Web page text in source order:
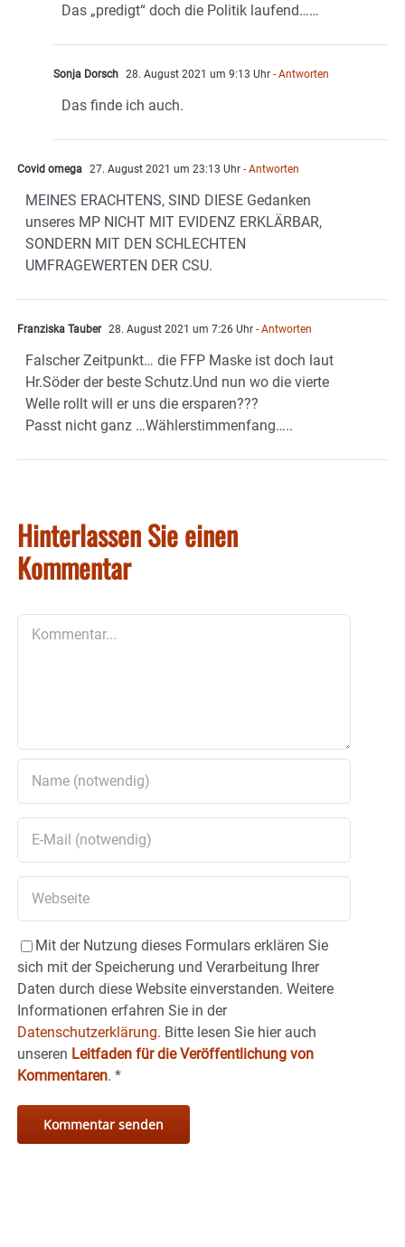
Das „predigt“ doch die Politik laufend……
Sonja Dorsch 28. August 2021 um 9:13 Uhr - Antworten
Das finde ich auch.
Covid omega 27. August 2021 um 23:13 Uhr - Antworten
MEINES ERACHTENS, SIND DIESE Gedanken
unseres MP NICHT MIT EVIDENZ ERKLÄRBAR,
SONDERN MIT DEN SCHLECHTEN
UMFRAGEWERTEN DER CSU.
Franziska Tauber 28. August 2021 um 7:26 Uhr - Antworten
Falscher Zeitpunkt… die FFP Maske ist doch laut
Hr.Söder der beste Schutz.Und nun wo die vierte
Welle rollt will er uns die ersparen???
Passt nicht ganz …Wählerstimmenfang…..
Hinterlassen Sie einen
Kommentar
Mit der Nutzung dieses Formulars erklären Sie
sich mit der Speicherung und Verarbeitung Ihrer
Daten durch diese Website einverstanden. Weitere
Informationen erfahren Sie in der
Datenschutzerklärung. Bitte lesen Sie hier auch
unseren Leitfaden für die Veröffentlichung von
Kommentaren. *